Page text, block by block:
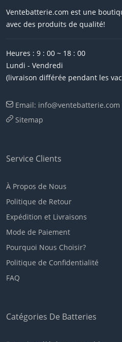
Ventebatterie.com est une
avec des produits de qualité!
Heures : 9 : 00 ~ 18 : 00
Lundi - Vendredi
(livraison différée pendant les
Email: info@ventebatterie.com
Sitemap
Service Clients
À Propos de Nous
Politique de Retour
Expédition et Livraisons
Mode de Paiement
Pourquoi Nous Choisir?
Politique de Confidentialité
FAQ
Catégories De Batteries